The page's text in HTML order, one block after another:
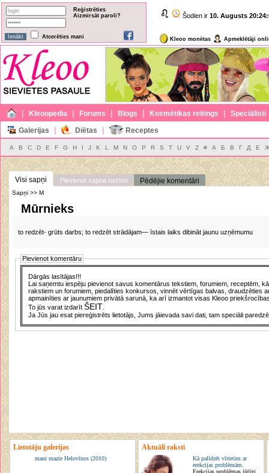
Reģistrēties
Aizmirsāt paroli?
Atcerēties mani
Šodien ir 10. Augusts
Kleoo monētas Apmeklētāji
| Kleoopedia | Forums | Blogs | Kosmētikas reitings | Speciālisti
Galerijas | Diētas | Receptes
A B C D E F G H I J K L M N O P R S T U V Z # А Б В Г Д Е
Visi sapņi Pievienot sapņa nozīmi Pēdējie komentāri
Sapņi >> M
Mūrnieks
to redzēt- grūts darbs; to redzēt strādājam— īstais laiks dibināt jaunu uzņēmumu
Pievienot komentāru
Dārgās lasītājas!!!
Lai saņemtu iespēju pievienot savus komentārus tekstiem, forumiem, receptēm,
rakstiem un forumiem, piedalīties konkursos, vinnēt vērtīgas balvas, draudzēties
apmainīties ar jaunumiem privātā sarunā, ka arī izmantot visas Kleoo
To jūs varat izdarītŠEIT
Ja Jūs jau esat piereģistrēts lietotājs, Jums jāievada savi dati, tam speciāli
Lietotāju galerijas
mani mazie Helovīnos (2010)
Aktuāli raksti
Kā palīdzēt vīrietim ar
erekcijas problēmām.
Erekcijas problēmas jūtīgi